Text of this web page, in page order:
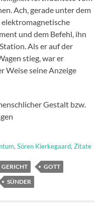
Ach, gerade unter dem
elektromagnetische
und dem Befehl, ihn
Als er auf der
stieg, war er
Weise seine Anzeige
Gestalt bzw.
,Sören Kierkegaard,Zitate
GERICHT
GOTT
SÜNDER